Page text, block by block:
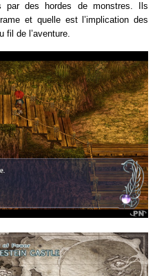
par des hordes de monstres. Ils
et quelle est l’implication des
fil de l’aventure.